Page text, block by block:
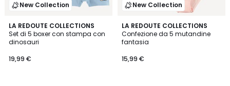
New Collection
LA REDOUTE COLLECTIONS
Set di 5 boxer con stampa con
dinosauri
19,99 €
New Collection
LA REDOUTE COLLECTIONS
Confezione da 5 mutandine
fantasia
15,99 €